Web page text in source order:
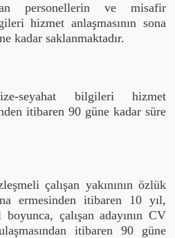
personellerin ve misafir
hizmet anlaşmasının sona
kadar saklanmaktadır.
seyahat bilgileri hizmet
itibaren 90 güne kadar süre
çalışan yakınının özlük
ermesinden itibaren 10 yıl,
çalışan adayının CV
itibaren 90 güne